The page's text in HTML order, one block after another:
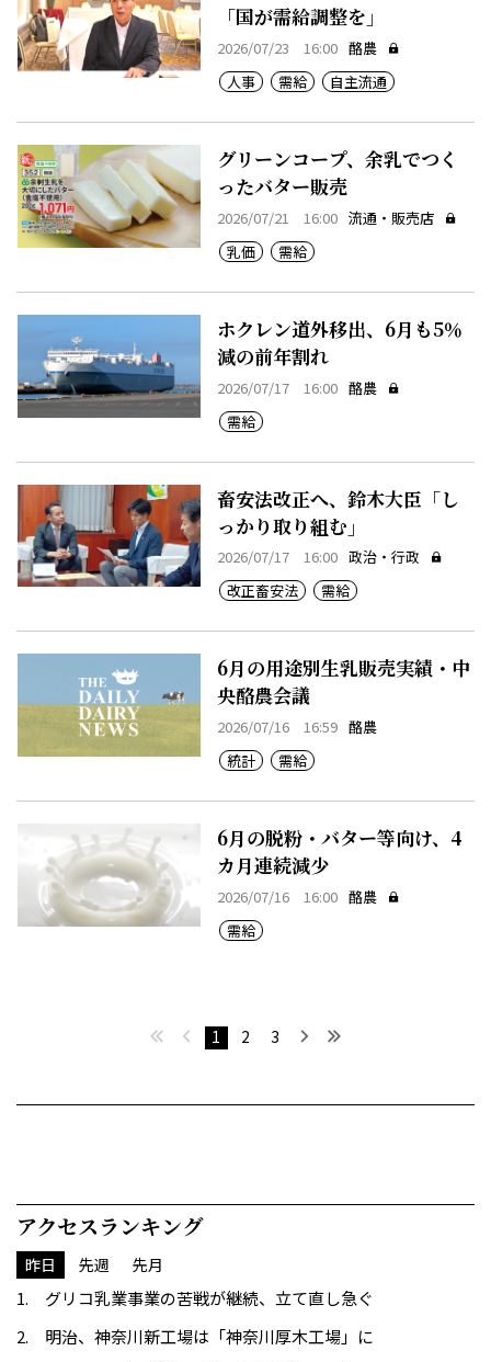
「国が需給調整を」
2026/07/23 16:00 酪農
人事
需給 自主流通
グリーンコープ、余乳でつく
ったバター販売
2026/07/21 16:00 流通・販売店
乳価
需給
ホクレン道外移出、6月も5％
減の前年割れ
2026/07/17 16:00 酪農
需給
畜安法改正へ、鈴木大臣「し
っかり取り組む」
2026/07/17 16:00 政治・行政
改正畜安法
需給
6月の用途別生乳販売実績・中
央酪農会議
2026/07/16 16:59 酪農
統計
需給
6月の脱粉・バター等向け、4
カ月連続減少
2026/07/16 16:00 酪農
需給
最初へ 前へ
1 2 3 次へ
アクセスランキング
昨日 先週 先月
グリコ乳業事業の苦戦が継続、立て直し急ぐ
明治、神奈川新工場は「神奈川厚木工場」に